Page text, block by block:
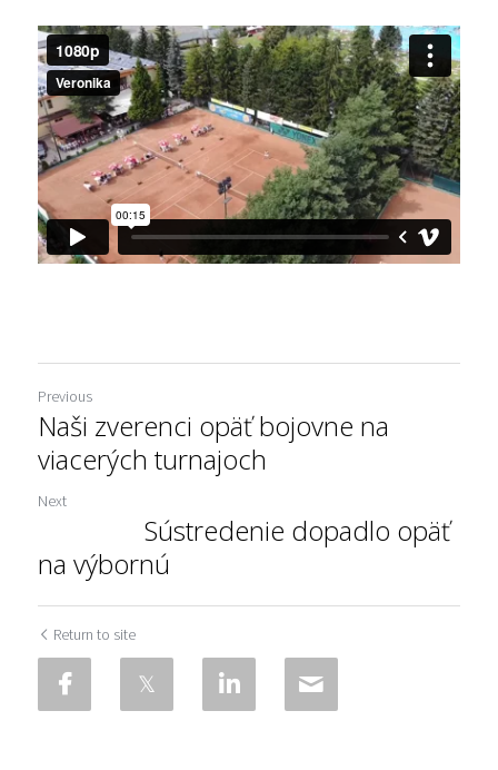
Previous
Naši zverenci opäť bojovne na
viacerých turnajoch
Next
Sústredenie dopadlo opäť
na výbornú
Return to site